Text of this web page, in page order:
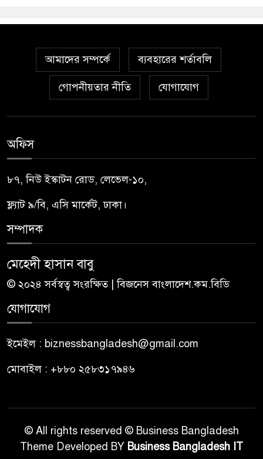
আমাদের সম্পর্কে ব্যবহারের শর্তাবলি
গোপনীয়তার নীতি যোগাযোগ
অফিস
৮৭, নিউ ইস্কাটন রোড, লেভেল-১০,
ফ্ল্যাট ৯/বি, এসি মার্কেট, ঢাকা।
সম্পাদক
মেহেদী হাসান বাবু
© ২০২৪ সর্বস্বত্ব সংরক্ষিত | বিজনেস বাংলাদেশ.কম.বিডি
যোগাযোগ
ইমেইল : biznessbangladesh@gmail.com
মোবাইল : +৮৮০ ২৫৮৩১৭৯৪৬
© All rights reserved © Business Bangladesh
Theme Developed BY Business Bangladesh IT